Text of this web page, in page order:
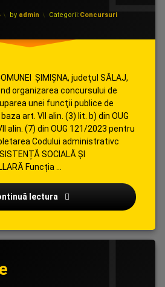
by admin Categorii:Concursuri
ȘIMIȘNA, judeţul SĂLAJ,
organizarea concursului de
unei funcţii publice de
art. VII alin. (3) lit. b) din OUG
alin. (7) din OUG 121/2023 pentru
Codului administrativc
SOCIALĂ ȘI
Funcția …
lectura Concurs recrutare